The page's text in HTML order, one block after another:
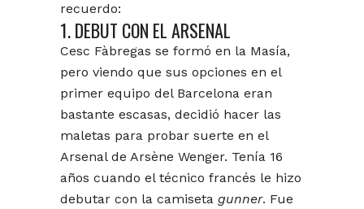
recuerdo:
1. DEBUT CON EL ARSENAL
Cesc Fàbregas se formó en la Masía,
pero viendo que sus opciones en el
primer equipo del Barcelona eran
bastante escasas, decidió hacer las
maletas para probar suerte en el
Arsenal de Arsène Wenger. Tenía 16
años cuando el técnico francés le hizo
debutar con la camiseta gunner. Fue